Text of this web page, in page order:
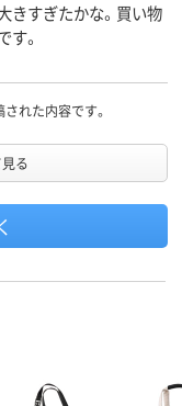
きすぎたかな。買い物
。
れた内容です。
る